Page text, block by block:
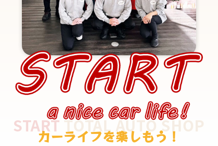
カーライフを楽しもう！
START TOTAL AUTO SHOP